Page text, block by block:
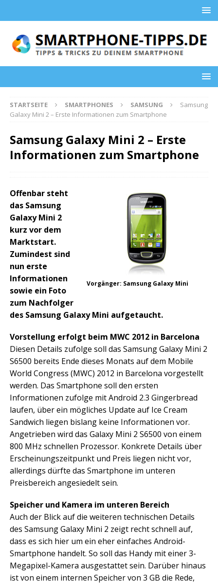
STARTSEITE SMARTPHONES SAMSUNG
Samsung
Galaxy Mini 2 – Erste Informationen zum Smartphone
Samsung Galaxy Mini 2 – Erste
Informationen zum Smartphone
Vorgänger: Samsung Galaxy Mini
Offenbar steht
das Samsung
Galaxy Mini 2
kurz vor dem
Marktstart.
Zumindest sind
nun erste
Informationen
sowie ein Foto
zum Nachfolger
des Samsung Galaxy Mini aufgetaucht.
Vorstellung erfolgt beim MWC 2012 in Barcelona
Diesen Details zufolge soll das Samsung Galaxy Mini 2
S6500 bereits Ende dieses Monats auf dem Mobile
World Congress (MWC) 2012 in Barcelona vorgestellt
werden. Das Smartphone soll den ersten
Informationen zufolge mit Android 2.3 Gingerbread
laufen, über ein mögliches Update auf Ice Cream
Sandwich liegen bislang keine Informationen vor.
Angetrieben wird das Galaxy Mini 2 S6500 von einem
800 MHz schnellen Prozessor. Konkrete Details über
Erscheinungszeitpunkt und Preis liegen nicht vor,
allerdings dürfte das Smartphone im unteren
Preisbereich angesiedelt sein.
Speicher und Kamera im unteren Bereich
Auch der Blick auf die weiteren technischen Details
des Samsung Galaxy Mini 2 zeigt recht schnell auf,
dass es sich hier um ein eher einfaches Android-
Smartphone handelt. So soll das Handy mit einer 3-
Megapixel-Kamera ausgestattet sein. Darüber hinaus
ist von einem internen Speicher von 3 GB die Rede,